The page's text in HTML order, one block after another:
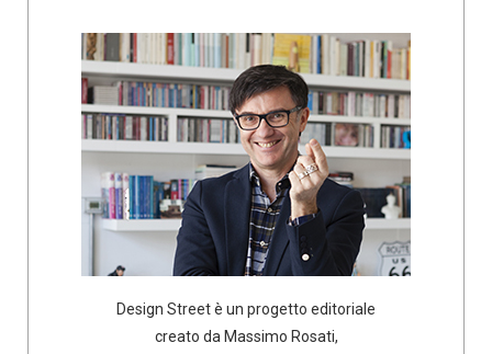
Design Street è un progetto editoriale
creato da Massimo Rosati,